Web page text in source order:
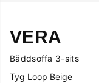
VERA
Bäddsoffa 3-sits
Tyg Loop Beige